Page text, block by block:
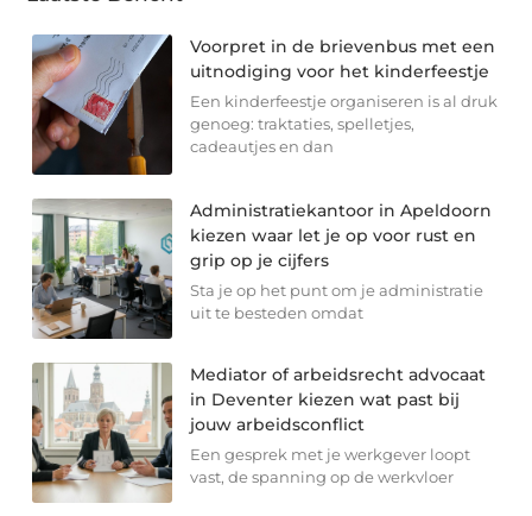
Voorpret in de brievenbus met een
uitnodiging voor het kinderfeestje
Een kinderfeestje organiseren is al druk
genoeg: traktaties, spelletjes,
cadeautjes en dan
Administratiekantoor in Apeldoorn
kiezen waar let je op voor rust en
grip op je cijfers
Sta je op het punt om je administratie
uit te besteden omdat
Mediator of arbeidsrecht advocaat
in Deventer kiezen wat past bij
jouw arbeidsconflict
Een gesprek met je werkgever loopt
vast, de spanning op de werkvloer